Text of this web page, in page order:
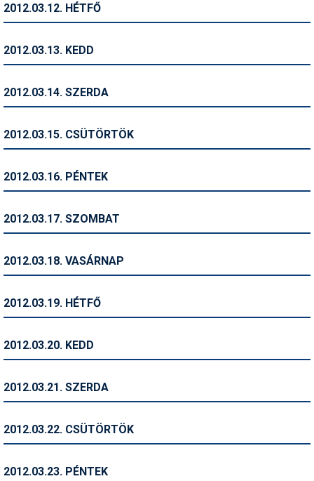
Sífelszerelés
Símánia
Síszerviz
Snowboard
Szakértők
Telemark
2012.03.12. HÉTFŐ
2012.03.13. KEDD
2012.03.14. SZERDA
2012.03.15. CSÜTÖRTÖK
2012.03.16. PÉNTEK
2012.03.17. SZOMBAT
2012.03.18. VASÁRNAP
2012.03.19. HÉTFŐ
2012.03.20. KEDD
2012.03.21. SZERDA
2012.03.22. CSÜTÖRTÖK
2012.03.23. PÉNTEK